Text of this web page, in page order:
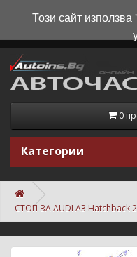
0
Категории
СТОП ЗА AUDI A3 Hatchback
Този сайт